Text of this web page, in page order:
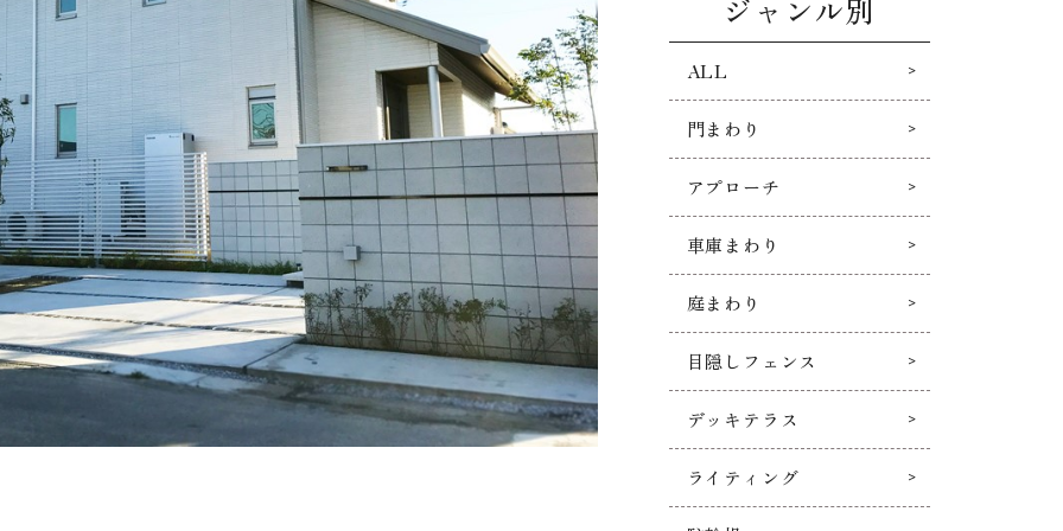
ジャンル別
ALL
門まわり
アプローチ
車庫まわり
庭まわり
目隠しフェンス
デッキテラス
ライティング